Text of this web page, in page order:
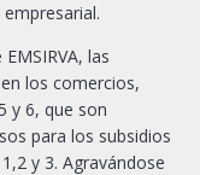
las
los comercios,
y 6, que son
para los subsidios
y 3. Agravándose